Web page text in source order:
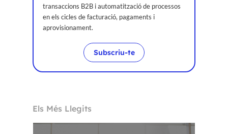
transaccions B2B i automatització de processos
en els cicles de facturació, pagaments i
aprovisionament.
Subscriu-te
Els Més Llegits